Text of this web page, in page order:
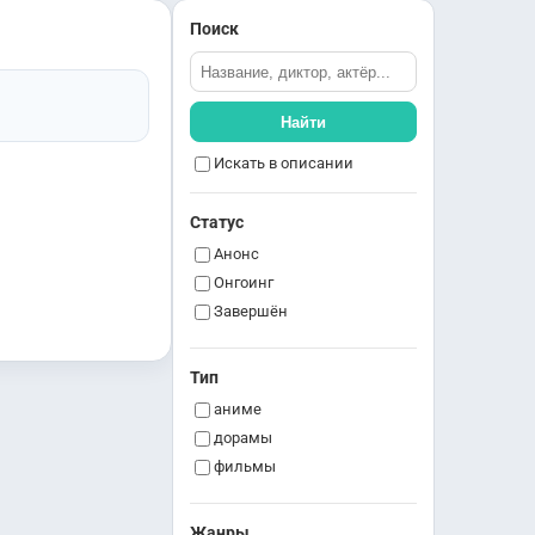
Поиск
Найти
Искать в описании
Статус
Анонс
Онгоинг
Завершён
Тип
аниме
дорамы
фильмы